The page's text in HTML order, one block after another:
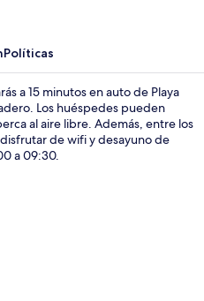
Políticas
a 15 minutos en auto de Playa
Los huéspedes pueden
al aire libre. Además, entre los
de wifi y desayuno de
a 09:30.